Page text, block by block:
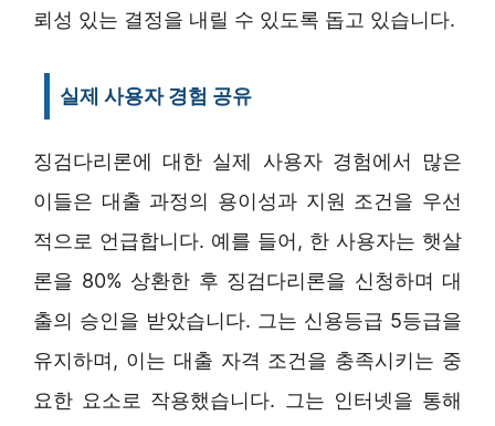
뢰성 있는 결정을 내릴 수 있도록 돕고 있습니다.
실제 사용자 경험 공유
징검다리론에 대한 실제 사용자 경험에서 많은
이들은 대출 과정의 용이성과 지원 조건을 우선
적으로 언급합니다. 예를 들어, 한 사용자는 햇살
론을 80% 상환한 후 징검다리론을 신청하며 대
출의 승인을 받았습니다. 그는 신용등급 5등급을
유지하며, 이는 대출 자격 조건을 충족시키는 중
요한 요소로 작용했습니다. 그는 인터넷을 통해